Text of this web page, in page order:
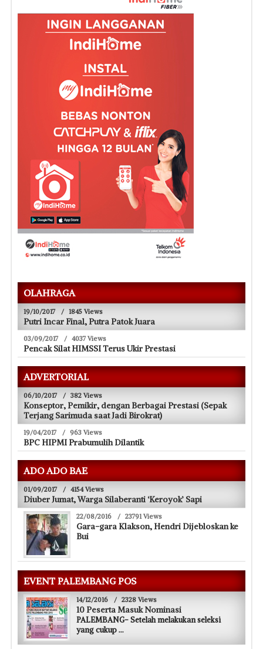
OLAHRAGA
19/10/2017 / 1845 Views
Putri Incar Final, Putra Patok Juara
03/09/2017 / 4037 Views
Pencak Silat HIMSSI Terus Ukir Prestasi
ADVERTORIAL
06/10/2017 / 382 Views
Konseptor, Pemikir, dengan Berbagai Prestasi (Sepak
Terjang Sarimuda saat Jadi Birokrat)
19/04/2017 / 963 Views
BPC HIPMI Prabumulih Dilantik
ADO ADO BAE
01/09/2017 / 4154 Views
Diuber Jumat, Warga Silaberanti ‘Keroyok’ Sapi
22/08/2016 / 23791 Views
Gara-gara Klakson, Hendri Dijebloskan ke
Bui
EVENT PALEMBANG POS
14/12/2016 / 2328 Views
10 Peserta Masuk Nominasi
PALEMBANG- Setelah melakukan seleksi
yang cukup...